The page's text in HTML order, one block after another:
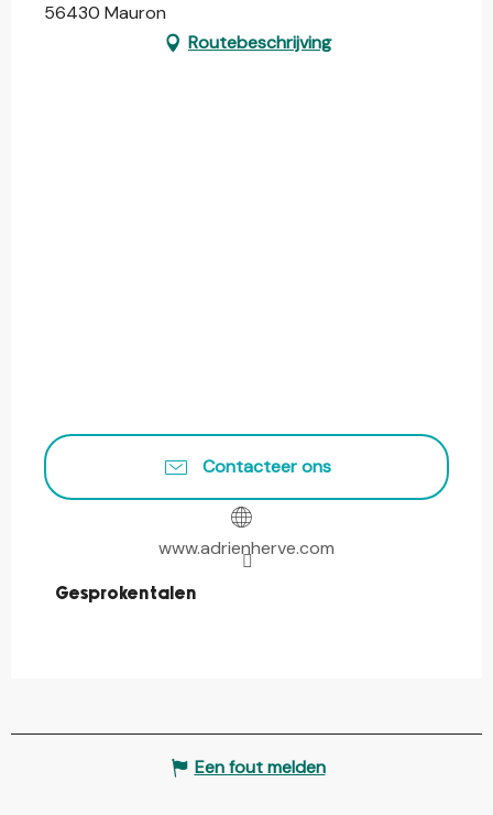
56430 Mauron
Routebeschrijving
Contacteer ons
www.adrienherve.com
Gesproken talen
Gesproken talen
Een fout melden